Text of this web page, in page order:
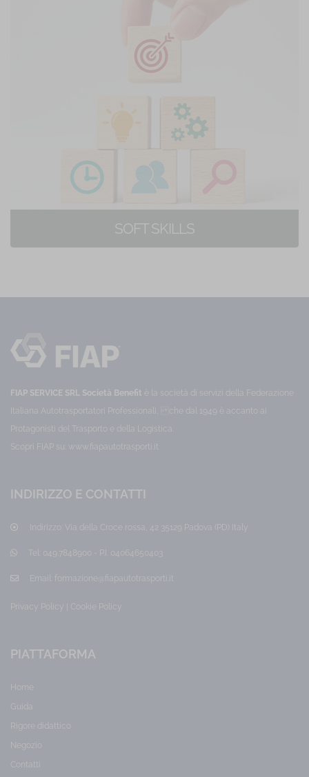
SOFT SKILLS
49 corsi di formazione online
FIAP SERVICE SRL Società Benefit è la società di servizi della Federazione
Italiana Autotrasportatori Professionali, che dal 1949 è accanto ai
Protagonisti del Trasporto e della Logistica.
Scopri FIAP su:
www.fiapautotrasporti.it
INDIRIZZO E CONTATTI
Indirizzo: Via della Croce rossa, 42 35129 Padova (PD) Italy
049.7848900 - P.I. 04064650403
Email: formazione@fiapautotrasporti.it
Privacy Policy Cookie Policy
PIATTAFORMA
Home
Guida
Rigore didattico
Negozio
Contatti